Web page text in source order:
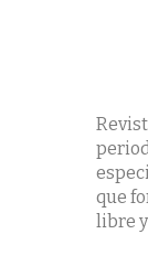
que
libre